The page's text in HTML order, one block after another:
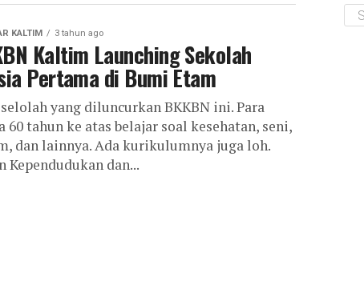
KALTIM 3 tahun ago
Kaltim Launching Sekolah
Pertama di Bumi Etam
yang diluncurkan BKKBN ini. Para
60 tahun ke atas belajar soal kesehatan, seni,
dan lainnya. Ada kurikulumnya juga loh.
Kependudukan dan...